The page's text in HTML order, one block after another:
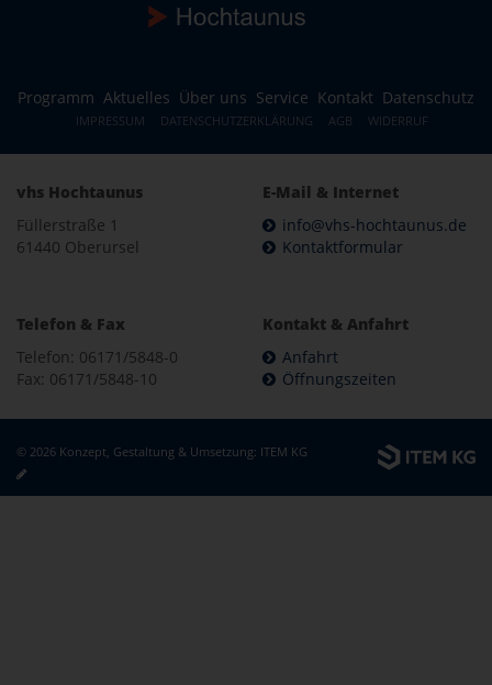
Programm Aktuelles Über uns Service Kontakt Datenschutz
IMPRESSUM DATENSCHUTZERKLÄRUNG AGB WIDERRUF
vhs Hochtaunus
Füllerstraße 1
61440 Oberursel
E-Mail & Internet
info@vhs-hochtaunus.de
Kontaktformular
Telefon & Fax
Telefon: 06171/5848-0
Fax: 06171/5848-10
Kontakt & Anfahrt
Anfahrt
Öffnungszeiten
© 2026 Konzept, Gestaltung & Umsetzung: ITEM KG